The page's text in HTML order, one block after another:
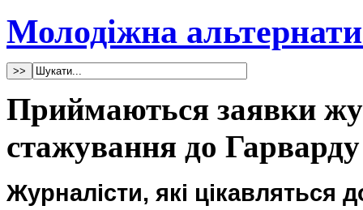
Молодіжна
Приймаються заявки
стажування до Гарварду
Журналісти, які цікавляться